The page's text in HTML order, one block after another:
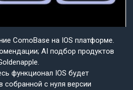
ComoBase на IOS платформе.
AI подбор продуктов
функционал IOS будет
собранной с нуля версии